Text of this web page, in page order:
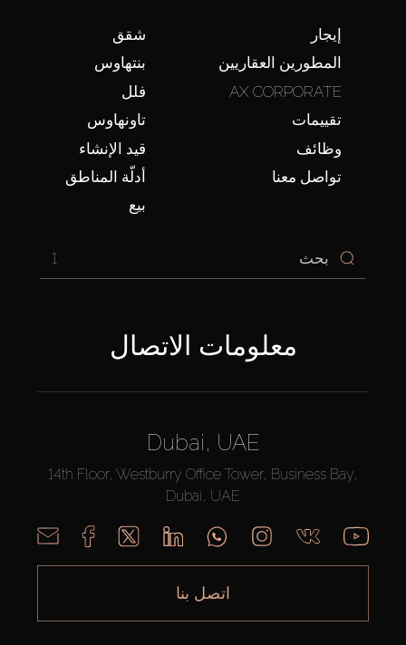
شقق
بنتهاوس
فلل
تاونهاوس
قيد الإنشاء
أدلّة المناطق
بيع
إيجار
المطورين العقاريين
AX CORPORATE
تقييمات
وظائف
تواصل معنا
1
معلومات الاتصال
Dubai, UAE
14th Floor, Westburry Office Tower, Business Bay,
Dubai, UAE
اتصل بنا